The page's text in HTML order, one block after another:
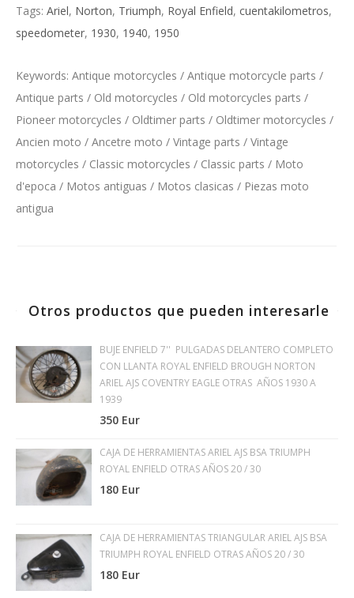
Tags: Ariel, Norton, Triumph, Royal Enfield, cuentakilometros,
speedometer, 1930, 1940, 1950
Keywords: Antique motorcycles / Antique motorcycle parts /
Antique parts / Old motorcycles / Old motorcycles parts /
Pioneer motorcycles / Oldtimer parts / Oldtimer motorcycles /
Ancien moto / Ancetre moto / Vintage parts / Vintage
motorcycles / Classic motorcycles / Classic parts / Moto
d'epoca / Motos antiguas / Motos clasicas / Piezas moto
antigua
Otros productos que pueden interesarle
BUJE ENFIELD 7'' PULGADAS DELANTERO COMPLETO
CON LLANTA ROYAL ENFIELD BROUGH NORTON
ARIEL AJS COVENTRY EAGLE OTRAS AÑOS 1930 A
1939
350 Eur
CAJA DE HERRAMIENTAS ARIEL AJS BSA TRIUMPH
ROYAL ENFIELD OTRAS AÑOS 20 / 30
180 Eur
CAJA DE HERRAMIENTAS TRIANGULAR ARIEL AJS BSA
TRIUMPH ROYAL ENFIELD OTRAS AÑOS 20 / 30
180 Eur